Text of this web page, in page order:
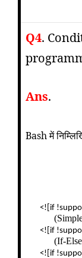
Q4.
Ans.
Bash में
<![if
<![if
(If-
<![if